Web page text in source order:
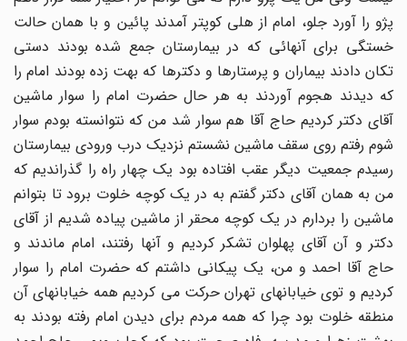
پژو را آورد جلو، امام از هلى کوپتر آمدند پائین و با همان حالت
خستگى براى آنهائى که‌ در بیمارستان جمع شده‌ بودند دستى
تکان دادند بیماران و پرستارها و دکترها که‌ بهت زده‌ بودند امام را
که‌ دیدند هجوم آوردند به‌ هر حال حضرت امام را سوار ماشین
آقاى دکتر کردیم حاج آقا هم سوار شد من که‌ نتوانسته‌ بودم سوار
شوم رفتم روى سقف ماشین نشستم نزدیک درب ورودى بیمارستان
رسیدم جمعیت دیگر عقب افتاده‌ بود یک چهار راه‌ را گذراندیم که‌
من به‌ همان آقاى دکتر گفتم به‌ در یک کوچه‌ خلوت برود تا بتوانم
ماشین را بردارم در یک کوچه‌ محقر از ماشین پیاده‌ شدیم از آقاى
دکتر و آن آقاى پهلوان تشکر کردیم و آنها رفتند، امام ماندند و
حاج آقا احمد و من، یک پیکانى داشتم که‌ حضرت امام را سوار
کردیم و توى خیابانهاى تهران حرکت می کردیم همه‌ خیابانهاى آن
منطقه‌ خلوت بود چرا که‌ همه‌ مردم براى دیدن امام رفته‌ بودند به‌